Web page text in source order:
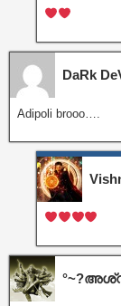
DaRk
Adipoli brooo….